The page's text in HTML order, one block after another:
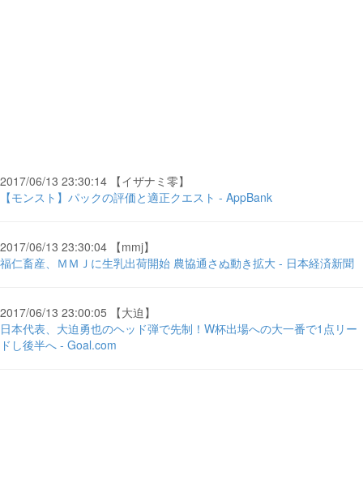
2017/06/13 23:30:14 【イザナミ零】
【モンスト】パックの評価と適正クエスト - AppBank
2017/06/13 23:30:04 【mmj】
福仁畜産、ＭＭＪに生乳出荷開始 農協通さぬ動き拡大 - 日本経済新聞
2017/06/13 23:00:05 【大迫】
日本代表、大迫勇也のヘッド弾で先制！W杯出場への大一番で1点リー
ドし後半へ - Goal.com